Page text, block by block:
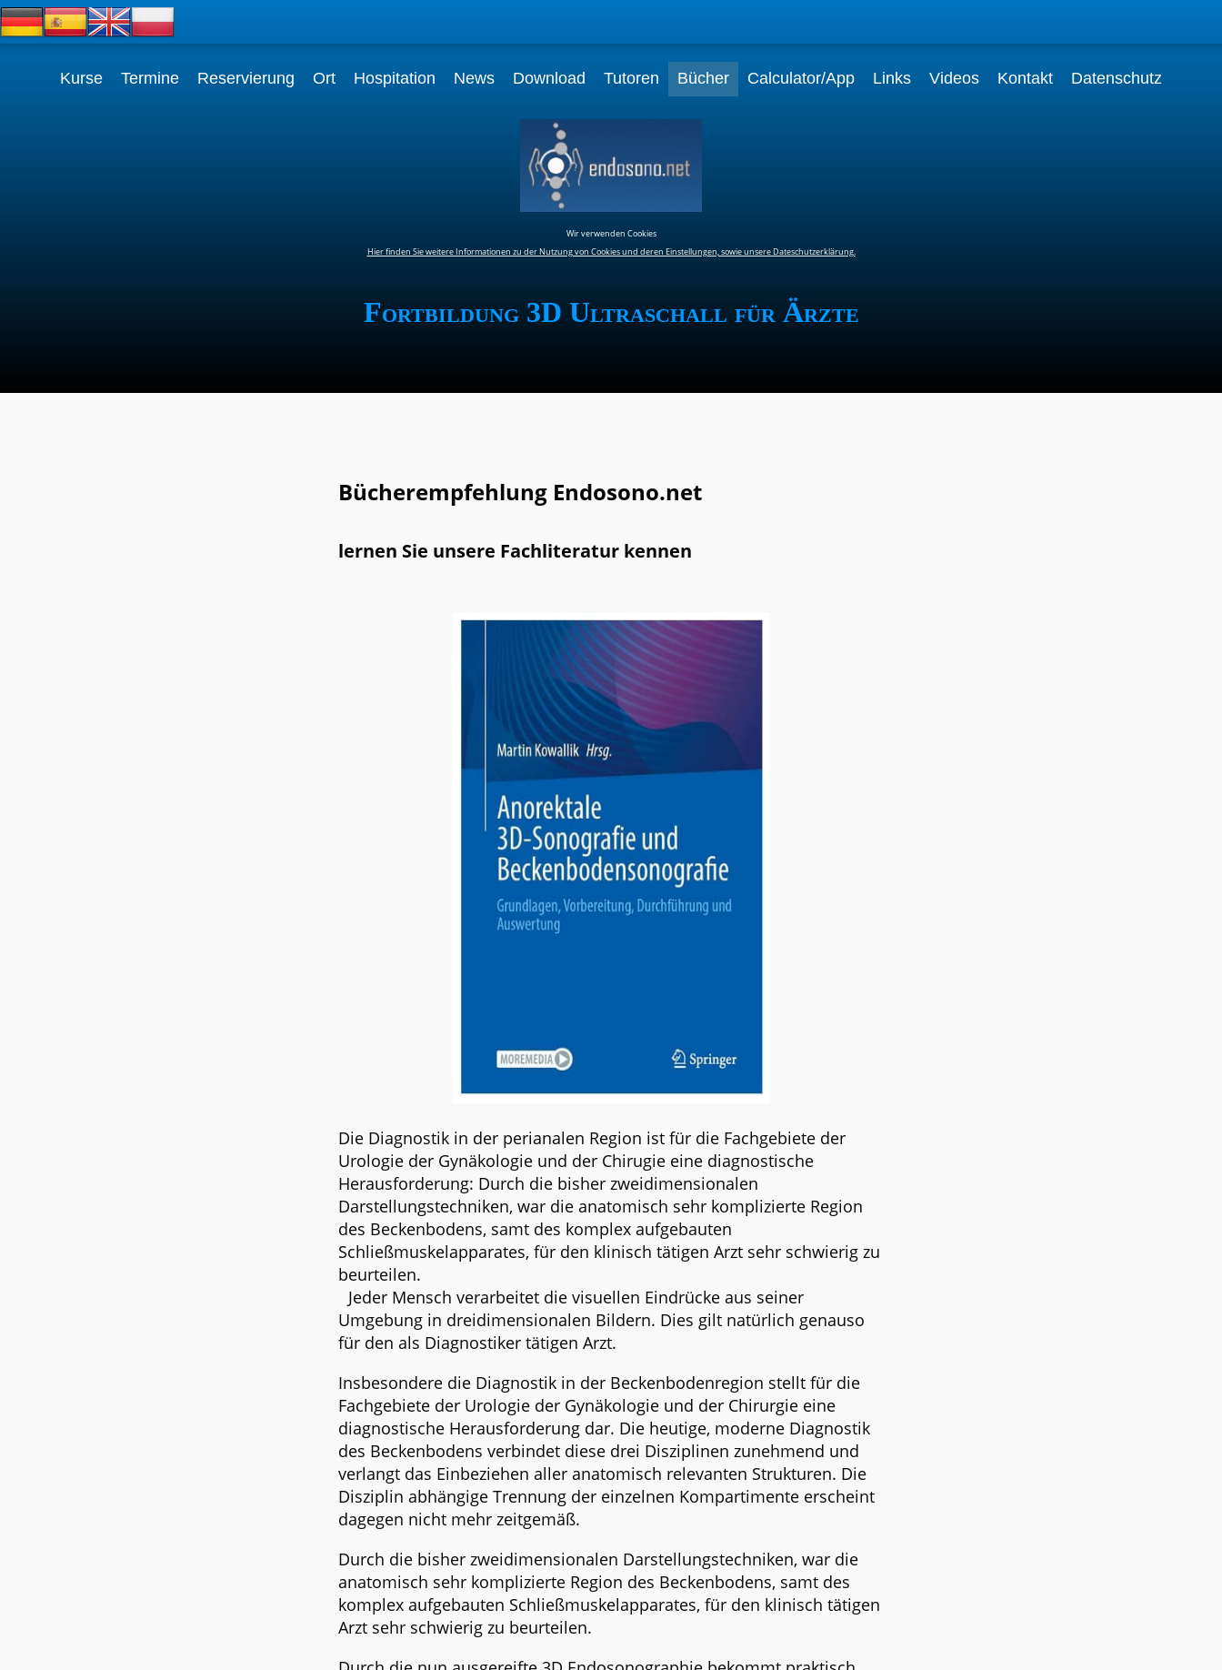
Kurse Termine Reservierung Ort Hospitation News Download Tutoren Bücher Calculator/App Links Videos Kontakt Datenschutz
Wir verwenden Cookies
Hier finden Sie weitere Informationen zu der Nutzung von Cookies und deren Einstellungen, sowie unsere Dateschutzerklärung.
Fortbildung 3D Ultraschall für Ärzte
Bücherempfehlung Endosono.net
lernen Sie unsere Fachliteratur kennen
Die Diagnostik in der perianalen Region ist für die Fachgebiete der
Urologie der Gynäkologie und der Chirugie eine diagnostische
Herausforderung: Durch die bisher zweidimensionalen
Darstellungstechniken, war die anatomisch sehr komplizierte Region
des Beckenbodens, samt des komplex aufgebauten
Schließmuskelapparates, für den klinisch tätigen Arzt sehr schwierig zu
beurteilen.
Jeder Mensch verarbeitet die visuellen Eindrücke aus seiner
Umgebung in dreidimensionalen Bildern. Dies gilt natürlich genauso
für den als Diagnostiker tätigen Arzt.
Insbesondere die Diagnostik in der Beckenbodenregion stellt für die
Fachgebiete der Urologie der Gynäkologie und der Chirurgie eine
diagnostische Herausforderung dar. Die heutige, moderne Diagnostik
des Beckenbodens verbindet diese drei Disziplinen zunehmend und
verlangt das Einbeziehen aller anatomisch relevanten Strukturen. Die
Disziplin abhängige Trennung der einzelnen Kompartimente erscheint
dagegen nicht mehr zeitgemäß.
Durch die bisher zweidimensionalen Darstellungstechniken, war die
anatomisch sehr komplizierte Region des Beckenbodens, samt des
komplex aufgebauten Schließmuskelapparates, für den klinisch tätigen
Arzt sehr schwierig zu beurteilen.